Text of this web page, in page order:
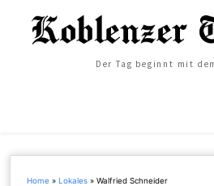
Der Tag beginnt mit
Home »Lokales »Walfried Schneider